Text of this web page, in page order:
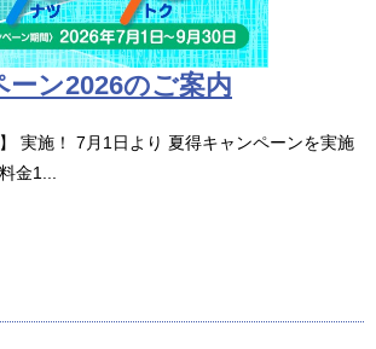
ーン2026のご案内
実施！ 7月1日より 夏得キャンペーンを実施
金1...